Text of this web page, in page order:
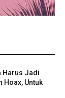
Harus Jadi
Hoax, Untuk